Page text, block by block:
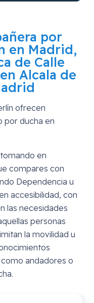
por
en Madrid,
de Calle
Alcala de
ofrecen
por ducha en
en
compares con
Dependencia u
accesibilidad, con
las necesidades
personas
la movilidad u
andadores o